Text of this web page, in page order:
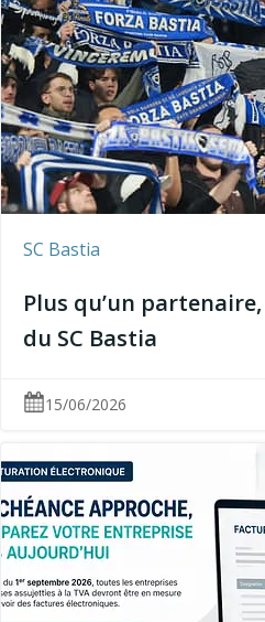
SC Bastia
Plus qu’un
du SC Bastia
15/06/2026